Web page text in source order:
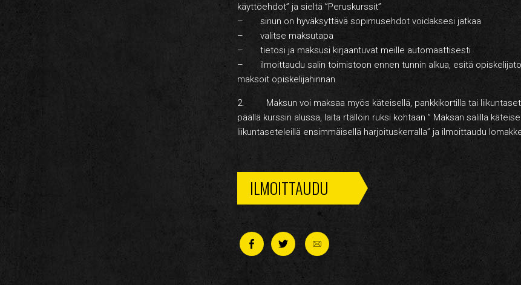
käyttöehdot” ja sieltä ”Peruskurssit”
– sinun on hyväksyttävä sopimusehdot voidaksesi jatkaa
– valitse maksutapa
– tietosi ja maksusi kirjaantuvat meille automaattisesti
– ilmoittaudu salin toimistoon ennen tunnin alkua, esitä
maksoit opiskelijahinnan
2. Maksun voi maksaa myös käteisellä, pankkikortilla tai
päällä kurssin alussa, laita rtällöin ruksi kohtaan ” Maksan salilla
liikuntaseteleillä ensimmäisellä harjoituskerralla” ja ilmoittaudu
ILMOITTAUDU